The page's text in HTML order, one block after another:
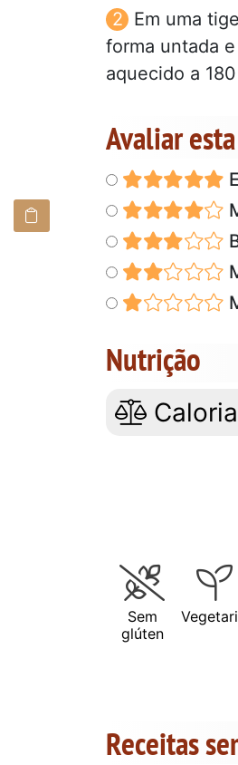
Em uma
forma untada
aquecido a 180
Avaliar
Nutrição
Sem
glúten
Receitas